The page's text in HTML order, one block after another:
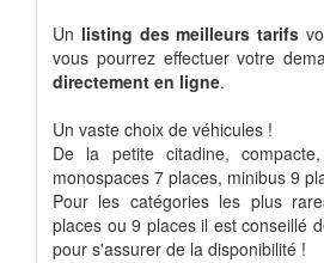
Un listing des meilleurs tarifs
vous pourrez effectuer votre
directement en ligne.
Un vaste choix de véhicules !
De la petite citadine,
monospaces 7 places, minibus 9
Pour les catégories les plus
places ou 9 places il est conseillé
pour s'assurer de la disponibilité !